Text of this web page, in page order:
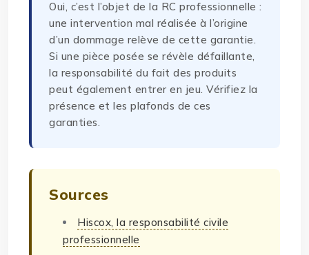
Oui, c’est l’objet de la RC professionnelle :
une intervention mal réalisée à l’origine
d’un dommage relève de cette garantie.
Si une pièce posée se révèle défaillante,
la responsabilité du fait des produits
peut également entrer en jeu. Vérifiez la
présence et les plafonds de ces
garanties.
Sources
Hiscox, la responsabilité civile
professionnelle